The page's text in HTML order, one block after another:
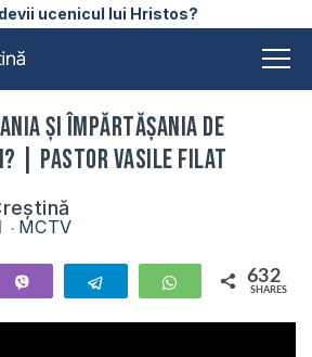
ucenicul lui Hristos?
și împărtășania de
| Pastor Vasile Filat
MCTV
Telegram WhatsApp
632
SHARES